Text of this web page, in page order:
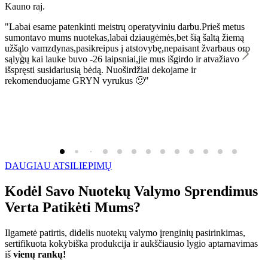
Kauno raj.
"Labai esame patenkinti meistrų operatyviniu darbu.Prieš metus
sumontavo mums nuotekas,labai dziaugėmės,bet šią šaltą žiemą
užšąlo vamzdynas,pasikreipus į atstovybę,nepaisant žvarbaus oro
sąlygų kai lauke buvo -26 laipsniai,jie mus išgirdo ir atvažiavo
išspręsti susidariusią bėdą. Nuoširdžiai dekojame ir
rekomenduojame GRYN vyrukus 🙂"
DAUGIAU ATSILIEPIMŲ
Kodėl Savo Nuotekų Valymo Sprendimus
Verta Patikėti Mums?
Ilgametė patirtis, didelis nuotekų valymo įrenginių pasirinkimas,
sertifikuota kokybiška produkcija ir aukščiausio lygio aptarnavimas
iš vienų rankų!